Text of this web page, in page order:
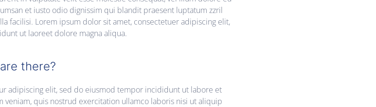
et iusto odio dignissim qui blandit praesent luptatum zzril
facilisi. Lorem ipsum dolor sit amet, consectetuer adipiscing elit,
ut laoreet dolore magna aliqua.
there?
adipiscing elit, sed do eiusmod tempor incididunt ut labore et
veniam, quis nostrud exercitation ullamco laboris nisi ut aliquip